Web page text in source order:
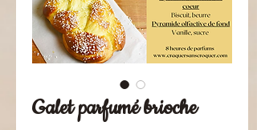
Galet parfumé brioche